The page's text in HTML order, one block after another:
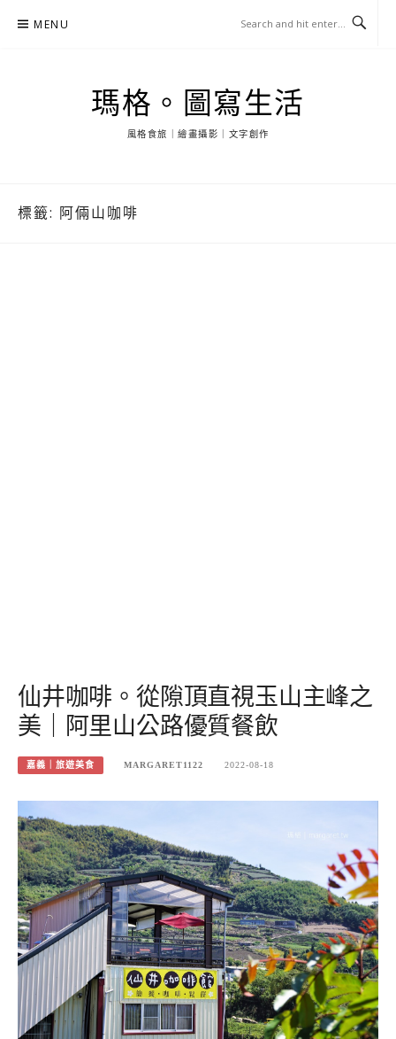
MENU
瑪格。圖寫生活
風格食旅｜繪畫攝影｜文字創作
標籤: 阿倆山咖啡
仙井咖啡。從隙頂直視玉山主峰之
美｜阿里山公路優質餐飲
嘉義｜旅遊美食 MARGARET1122 2022-08-18